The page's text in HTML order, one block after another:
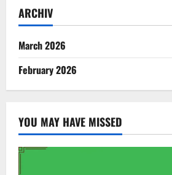
ARCHIV
March 2026
February 2026
YOU MAY HAVE MISSED